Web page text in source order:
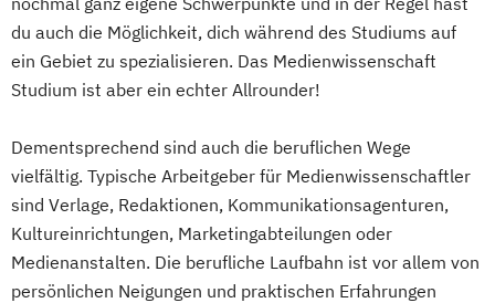
du auch die Möglichkeit, dich während des Studiums auf
ein Gebiet zu spezialisieren. Das Medienwissenschaft
Studium ist aber ein echter Allrounder!
Dementsprechend sind auch die beruflichen Wege
vielfältig. Typische Arbeitgeber für Medienwissenschaftler
sind Verlage, Redaktionen, Kommunikationsagenturen,
Kultureinrichtungen, Marketingabteilungen oder
Medienanstalten. Die berufliche Laufbahn ist vor allem von
persönlichen Neigungen und praktischen Erfahrungen